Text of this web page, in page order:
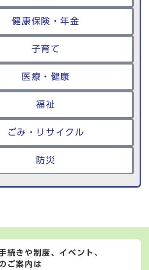
健康保険・年金
子育て
医療・健康
福祉
ごみ・リサイクル
防災
続きや制度、イベント、
ご案内は